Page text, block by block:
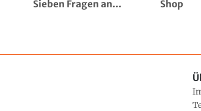
Sieben Fragen an... Shop